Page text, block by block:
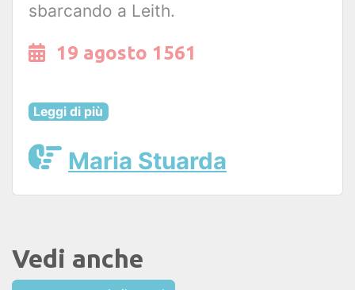
sbarcando a Leith.
19 agosto 1561
Leggi di più
Maria Stuarda
Vedi anche